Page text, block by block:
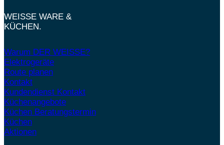
WEISSE WARE &
KÜCHEN.
Warum DER WEISSE?
Elektrogeräte
Route planen
Kontakt
Kundendienst Kontakt
Küchenangebote
Küchen Beratungstermin
Küchen
Aktionen